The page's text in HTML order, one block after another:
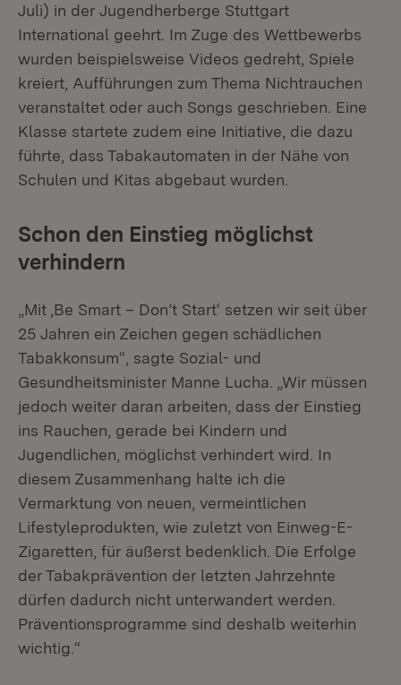
Juli) in der Jugendherberge Stuttgart
International geehrt. Im Zuge des Wettbewerbs
wurden beispielsweise Videos gedreht, Spiele
kreiert, Aufführungen zum Thema Nichtrauchen
veranstaltet oder auch Songs geschrieben. Eine
Klasse startete zudem eine Initiative, die dazu
führte, dass Tabakautomaten in der Nähe von
Schulen und Kitas abgebaut wurden.
Schon den Einstieg möglichst
verhindern
„Mit ‚Be Smart – Don’t Start‘ setzen wir seit über
25 Jahren ein Zeichen gegen schädlichen
Tabakkonsum“, sagte Sozial- und
Gesundheitsminister Manne Lucha. „Wir müssen
jedoch weiter daran arbeiten, dass der Einstieg
ins Rauchen, gerade bei Kindern und
Jugendlichen, möglichst verhindert wird. In
diesem Zusammenhang halte ich die
Vermarktung von neuen, vermeintlichen
Lifestyleprodukten, wie zuletzt von Einweg-E-
Zigaretten, für äußerst bedenklich. Die Erfolge
der Tabakprävention der letzten Jahrzehnte
dürfen dadurch nicht unterwandert werden.
Präventionsprogramme sind deshalb weiterhin
wichtig.“